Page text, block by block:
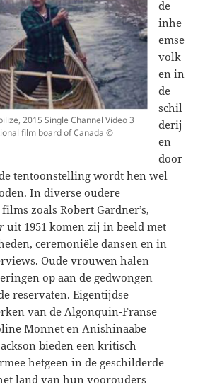
2015 Single Channel Video 3
film board of Canada ©
de
inhe
emse
volk
en in
de
schil
derij
en
door
tentoonstelling wordt hen wel
In diverse oudere
zoals Robert Gardner’s,
uit 1951 komen zij in beeld met
ceremoniële dansen en in
Oude vrouwen halen
op aan de gedwongen
reservaten. Eigentijdse
van de Algonquin-Franse
Monnet en Anishinaabe
bieden een kritisch
hetgeen in de geschilderde
land van hun voorouders